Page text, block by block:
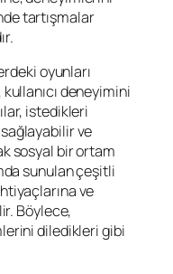
tartışmalar
oyunları
deneyimini
istedikleri
ve
sosyal bir ortam
sunulan çeşitli
ve
Böylece,
diledikleri gibi